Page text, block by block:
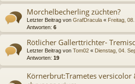
Morchelbecherling züchten?
Letzter Beitrag von GrafDracula « Freitag,
Antworten: 6
Rötlicher Gallerttrichter-
Letzter Beitrag von Tom02 « Dienstag, 04.
Antworten: 19
Körnerbrut:Trametes versicolor